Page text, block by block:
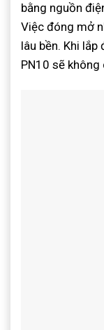
bằng nguồn
Việc đóng mở
lâu bền. Khi
PN10 sẽ